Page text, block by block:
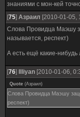
знаниями с мон-кей
[75] Азраил [2010-01-05,
Слова Провидца Маэшу
называется, респект)
А есть ещё какие-нибудь
[76] Illiyan [2010-01-06,
Quote (Азраил)
Слова Провидца Маэшу
респект)